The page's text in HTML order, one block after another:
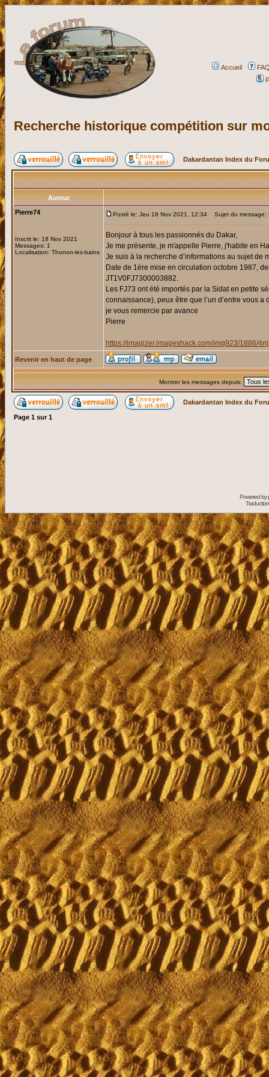
Accueil
Recherche historique compétition sur
Dakardantan Index du
Auteur
Pierre74
Inscrit le: 18 Nov 2021
Messages: 1
Localisation: Thonon-les-bains
Posté le: Jeu 18 Nov 2021, 12:34 Sujet du message:
Bonjour à tous les passionnés du Dakar,
Je me présente, je m'appelle Pierre, j'habite en
Je suis à la recherche d’informations au sujet de
Date de 1ère mise en circulation octobre 1987,
JT1V0FJ7300003882.
Les FJ73 ont été importés par la Sidat en petite
connaissance), peux être que l’un d’entre vous
je vous remercie par avance
Pierre
https://imagizer.imageshack.com/img923/1886/
Revenir en haut de page
Montrer les messages depuis:
Dakardantan Index du
Page 1 sur1
Powered by